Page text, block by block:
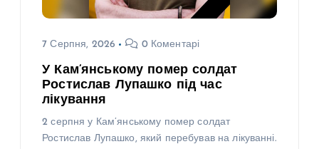
7 Серпня, 2026 0 Коментарі
У Кам’янському помер солдат
Ростислав Лупашко під час
лікування
2 серпня у Кам’янському помер солдат
Ростислав Лупашко, який перебував на лікуванні.